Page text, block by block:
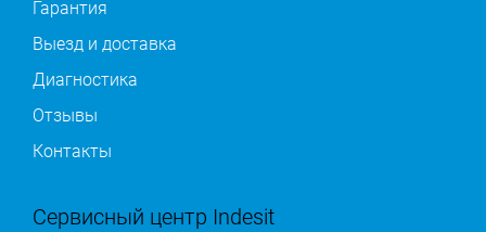
Гарантия
Выезд и доставка
Диагностика
Отзывы
Контакты
Сервисный центр Indesit